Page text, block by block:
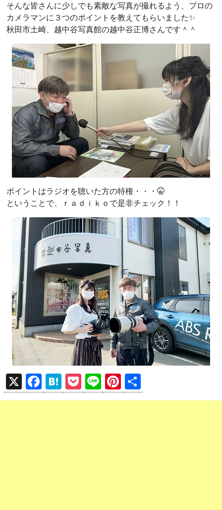
そんな皆さんに少しでも素敵な写真が撮れるよう、プロの
カメラマンに３つのポイントを教えてもらいました✨
秋田市土崎、越中谷写真館の越中谷正博さんです＾＾
ポイントはラジオを聴いた方の特権・・・🤫
ということで、ｒａｄｉｋｏで是非チェック！！
X
F
a
H
at
P
o
Li
n
Pi
nt 有